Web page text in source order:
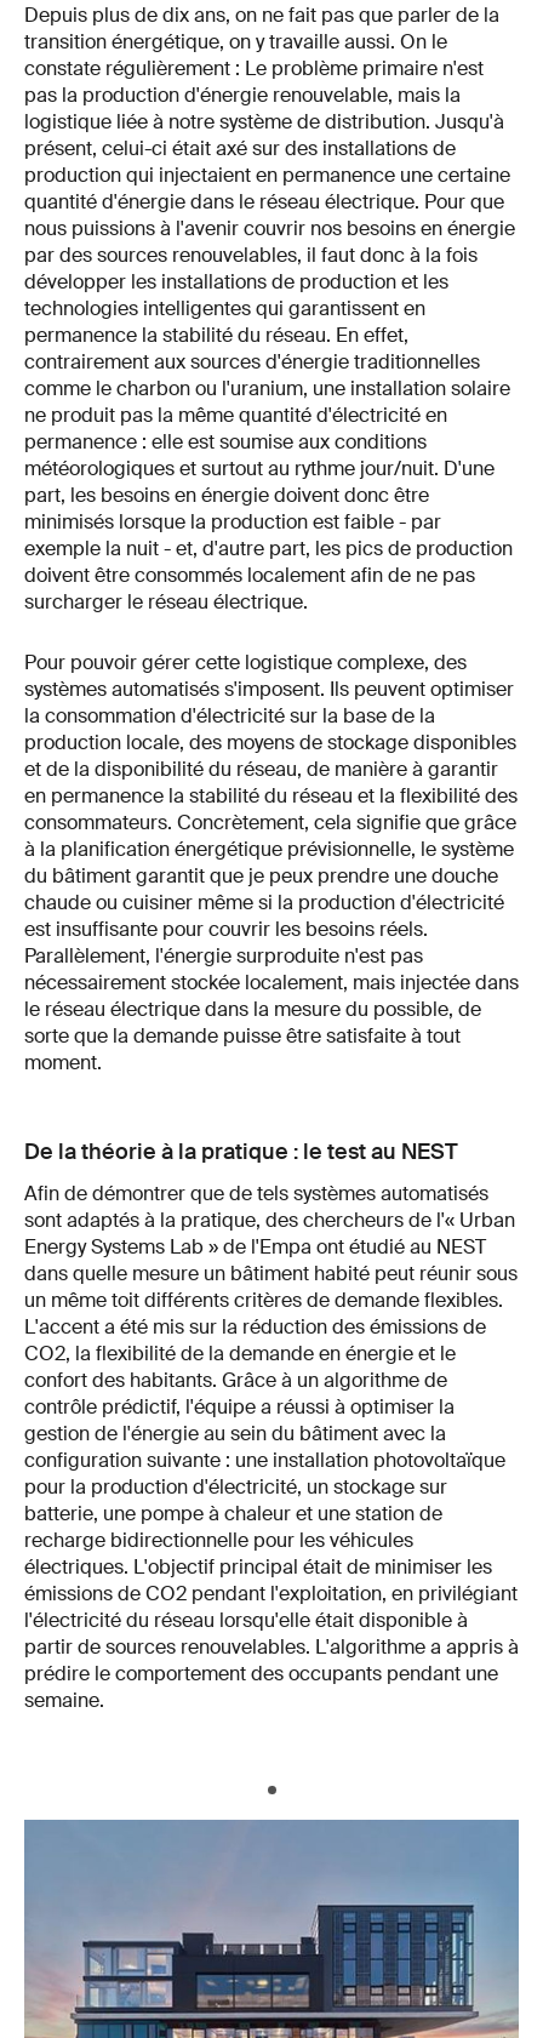
Depuis plus de dix ans, on ne fait pas que parler de la
transition énergétique, on y travaille aussi. On le
constate régulièrement : Le problème primaire n'est
pas la production d'énergie renouvelable, mais la
logistique liée à notre système de distribution. Jusqu'à
présent, celui-ci était axé sur des installations de
production qui injectaient en permanence une certaine
quantité d'énergie dans le réseau électrique. Pour que
nous puissions à l'avenir couvrir nos besoins en énergie
par des sources renouvelables, il faut donc à la fois
développer les installations de production et les
technologies intelligentes qui garantissent en
permanence la stabilité du réseau. En effet,
contrairement aux sources d'énergie traditionnelles
comme le charbon ou l'uranium, une installation solaire
ne produit pas la même quantité d'électricité en
permanence : elle est soumise aux conditions
météorologiques et surtout au rythme jour/nuit. D'une
part, les besoins en énergie doivent donc être
minimisés lorsque la production est faible - par
exemple la nuit - et, d'autre part, les pics de production
doivent être consommés localement afin de ne pas
surcharger le réseau électrique.
Pour pouvoir gérer cette logistique complexe, des
systèmes automatisés s'imposent. Ils peuvent optimiser
la consommation d'électricité sur la base de la
production locale, des moyens de stockage disponibles
et de la disponibilité du réseau, de manière à garantir
en permanence la stabilité du réseau et la flexibilité des
consommateurs. Concrètement, cela signifie que grâce
à la planification énergétique prévisionnelle, le système
du bâtiment garantit que je peux prendre une douche
chaude ou cuisiner même si la production d'électricité
est insuffisante pour couvrir les besoins réels.
Parallèlement, l'énergie surproduite n'est pas
nécessairement stockée localement, mais injectée dans
le réseau électrique dans la mesure du possible, de
sorte que la demande puisse être satisfaite à tout
moment.
De la théorie à la pratique : le test au NEST
Afin de démontrer que de tels systèmes automatisés
sont adaptés à la pratique, des chercheurs de l'« Urban
Energy Systems Lab » de l'Empa ont étudié au NEST
dans quelle mesure un bâtiment habité peut réunir sous
un même toit différents critères de demande flexibles.
L'accent a été mis sur la réduction des émissions de
CO2, la flexibilité de la demande en énergie et le
confort des habitants. Grâce à un algorithme de
contrôle prédictif, l'équipe a réussi à optimiser la
gestion de l'énergie au sein du bâtiment avec la
configuration suivante : une installation photovoltaïque
pour la production d'électricité, un stockage sur
batterie, une pompe à chaleur et une station de
recharge bidirectionnelle pour les véhicules
électriques. L'objectif principal était de minimiser les
émissions de CO2 pendant l'exploitation, en privilégiant
l'électricité du réseau lorsqu'elle était disponible à
partir de sources renouvelables. L'algorithme a appris à
prédire le comportement des occupants pendant une
semaine.